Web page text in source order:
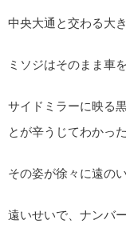
中央大通と交わる大
ミソジはそのまま車
サイドミラーに映る
とが辛うじてわかった
その姿が徐々に遠の
遠いせいで、ナンバ